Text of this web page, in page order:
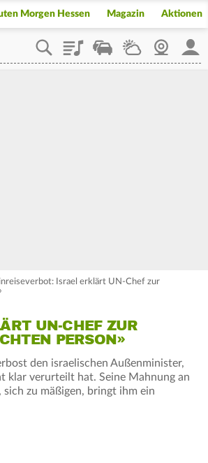
Morgen Hessen Magazin Aktionen
PlaylistStaupilotWetterWebcam
Israel erklärt UN-Chef zur
UN-CHEF ZUR
PERSON»
den israelischen Außenminister,
klar verurteilt hat. Seine Mahnung an
zu mäßigen, bringt ihm ein